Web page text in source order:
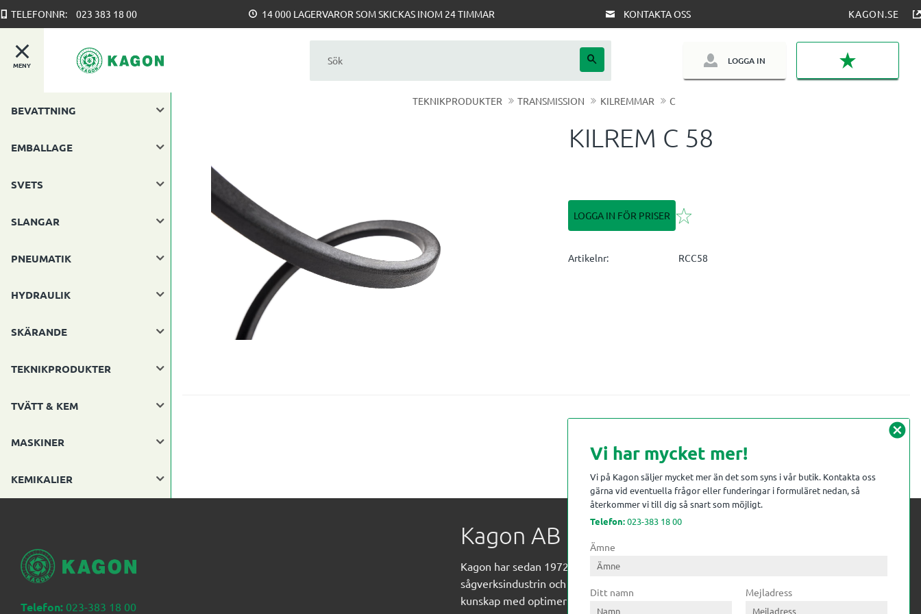
TELEFONNR: 023 383 18 00 14 000 LAGERVAROR SOM SKICKAS INOM 24 TIMMAR KONTAKTA OSS KAGON.SE
MENY LOGGA IN
TEKNIKPRODUKTER TRANSMISSION KILREMMAR C
KILREM C 58
LOGGA IN FÖR PRISER Lägg till i favoriter
Artikelnr RCC58
BEVATTNING
EMBALLAGE
SVETS
SLANGAR
PNEUMATIK
HYDRAULIK
SKÄRANDE
TEKNIKPRODUKTER
TVÄTT & KEM
MASKINER
KEMIKALIER
Telefon: 023-383 18 00
Kagon AB
Kagon har sedan 1972 levererat kompetens till
sågverksindustrin och övrig industri. Till träindustrin tillför vi
kunskap med optimeringslösningar från timmerplanen hela
cancel
Vi har mycket mer!
Vi på Kagon säljer mycket mer än det som syns i vår butik. Kontakta oss
gärna vid eventuella frågor eller funderingar i formuläret nedan, så
återkommer vi till dig så snart som möjligt.
Telefon:023-383 18 00
Ämne
Ditt namn Mejladress